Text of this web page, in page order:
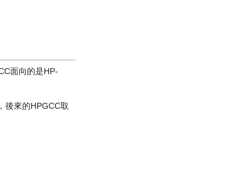
面向的是HP-
後來的HPGCC取